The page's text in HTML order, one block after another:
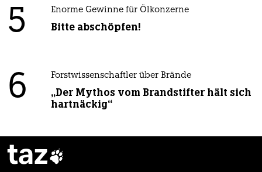
5 Enorme Gewinne für Ölkonzerne
Bitte abschöpfen!
6 Forstwissenschaftler über Brände
„Der Mythos vom Brandstifter hält sich
hartnäckig“
taz